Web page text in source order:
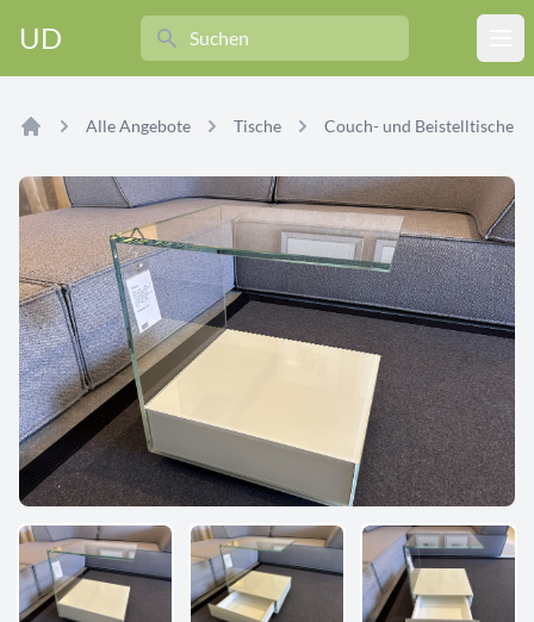
UD
Search
Alle Angebote Tische Couch- und Beistelltische